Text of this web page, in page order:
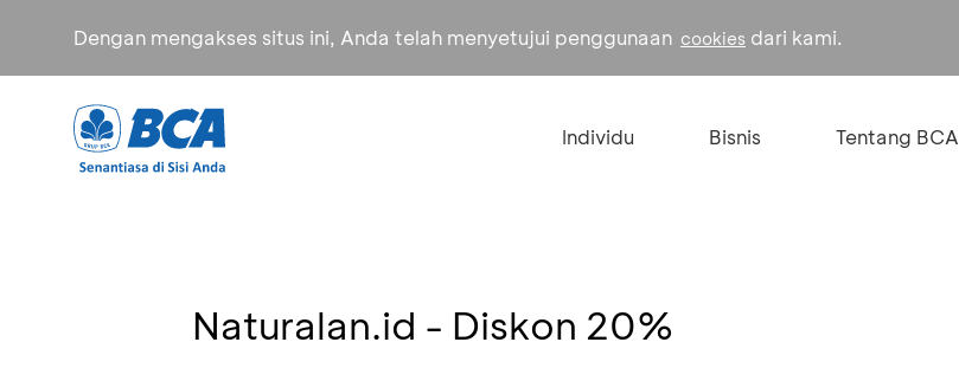
Dengan mengakses situs ini, Anda telah menyetujui penggunaan cookies dari kami.
Individu Bisnis Tentang BCA
Naturalan.id - Diskon 20%